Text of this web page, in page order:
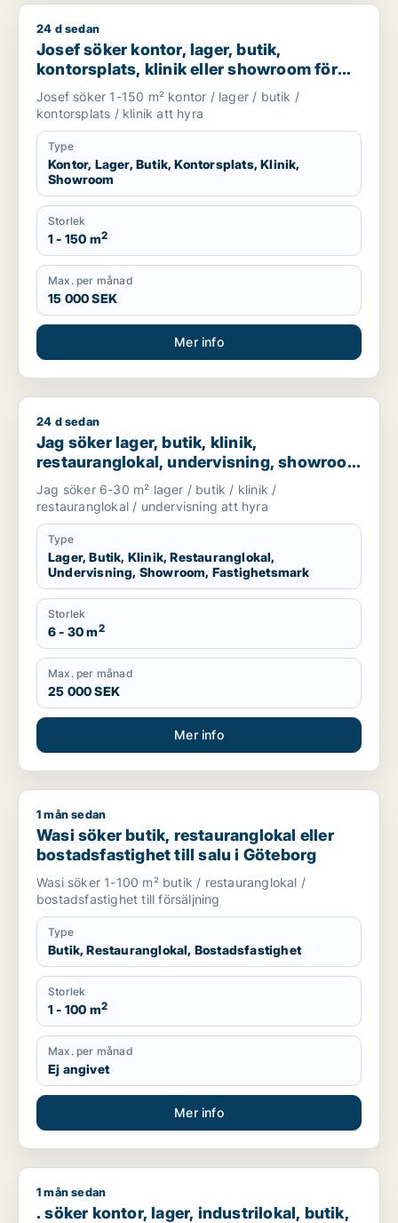
Josef söker kontor, lager, butik, kontorsplats, klinik eller
24 d sedan
Josef söker kontor, lager, butik,
kontorsplats, klinik eller showroom för
uthyrning i Göteborg
Josef söker 1-150 m² kontor / lager / butik /
kontorsplats / klinik att hyra
Type
Kontor, Lager, Butik, Kontorsplats, Klinik,
Showroom
Storlek
1 - 150 m2
Max. per månad
15 000 SEK
Mer info
Jag söker lager, butik, klinik, restauranglokal,
24 d sedan
Jag söker lager, butik, klinik,
restauranglokal, undervisning, showroom
eller fastighetsmark för uthyrning i
Lundby, Göteborg eller Askim-Frölunda-
Högsbo m.fl.
Jag söker 6-30 m² lager / butik / klinik /
restauranglokal / undervisning att hyra
Type
Lager, Butik, Klinik, Restauranglokal,
Undervisning, Showroom, Fastighetsmark
Storlek
6 - 30 m2
Max. per månad
25 000 SEK
Mer info
Wasi söker butik, restauranglokal eller bostadsfastighet till
1 mån sedan
Wasi söker butik, restauranglokal eller
bostadsfastighet till salu i Göteborg
Wasi söker 1-100 m² butik / restauranglokal /
bostadsfastighet till försäljning
Type
Butik, Restauranglokal, Bostadsfastighet
Storlek
1 - 100 m2
Max. per månad
Ej angivet
Mer info
. söker kontor, lager, industrilokal, butik, klinik,
1 mån sedan
. söker kontor, lager, industrilokal, butik,